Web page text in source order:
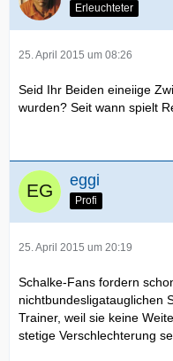
Erleuchteter
25. April 2015 um 08:26
Seid Ihr Beiden eineiige
wurden? Seit wann spielt
eggi
Profi
25. April 2015 um 20:19
Schalke-Fans fordern
nichtbundesligatauglichen
Trainer, weil sie keine
stetige Verschlechterung